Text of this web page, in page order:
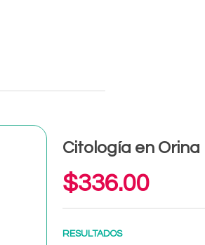
Citología en Orina
$336.00
RESULTADOS